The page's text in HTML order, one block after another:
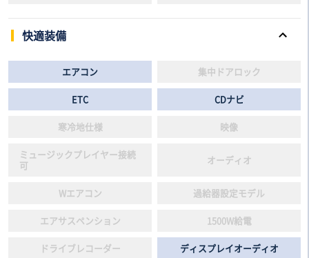
快適装備
エアコン 集中ドアロック
ETC CDナビ
寒冷地仕様 映像
ミュージックプレイヤー接続
可
オーディオ
Wエアコン 過給器設定モデル
エアサスペンション 1500W給電
ドライブレコーダー ディスプレイオーディオ